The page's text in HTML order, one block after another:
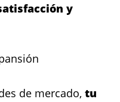
y
de mercado, tu